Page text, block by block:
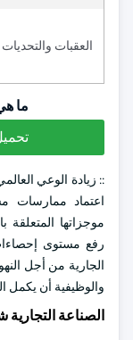
العقبات والتحديات
ما
:: زيادة الوعي
اعتماد ممارسات
موجزاتها المتعلقة
رفع مستوى
الجارية من أجل
والوظيفية أن يكمل
الصناعة